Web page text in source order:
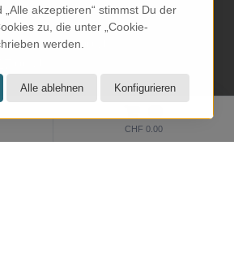
CHF 0.00
bis 18.00 Uhr
Uhr
„Alle akzeptieren“ stimmst Du der
zu, die unter „Cookie-
werden.